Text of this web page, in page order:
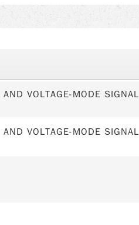
VOLTAGE-MODE SIGNAL
VOLTAGE-MODE SIGNAL